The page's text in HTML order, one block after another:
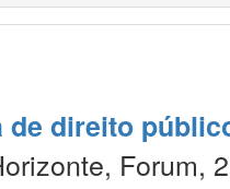
direito
Forum,